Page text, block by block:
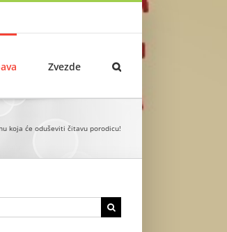
Zvezde
koja će oduševiti čitavu porodicu!